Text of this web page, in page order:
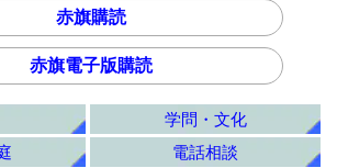
赤旗購読
赤旗電子版購読
学問・文化
電話相談